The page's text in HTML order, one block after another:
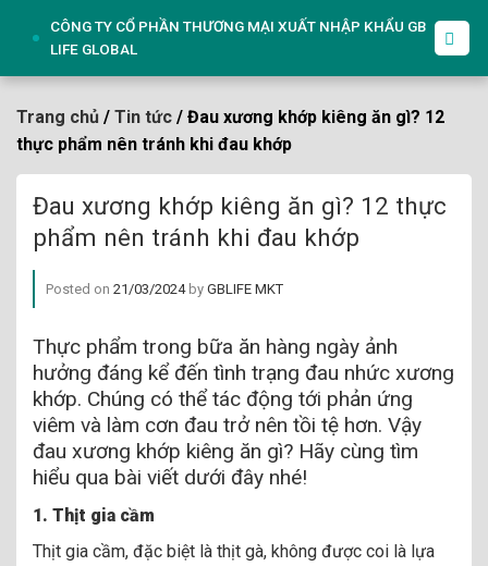
CÔNG TY CỔ PHẦN THƯƠNG MẠI XUẤT NHẬP KHẨU GB
LIFE GLOBAL
Trang chủ / Tin tức / Đau xương khớp kiêng ăn gì? 12
thực phẩm nên tránh khi đau khớp
Đau xương khớp kiêng ăn gì? 12 thực
phẩm nên tránh khi đau khớp
Posted on 21/03/2024by GBLIFE MKT
Thực phẩm trong bữa ăn hàng ngày ảnh
hưởng đáng kể đến tình trạng đau nhức xương
khớp. Chúng có thể tác động tới phản ứng
viêm và làm cơn đau trở nên tồi tệ hơn. Vậy
đau xương khớp kiêng ăn gì? Hãy cùng tìm
hiểu qua bài viết dưới đây nhé!
1. Thịt gia cầm
Thịt gia cầm, đặc biệt là thịt gà, không được coi là lựa